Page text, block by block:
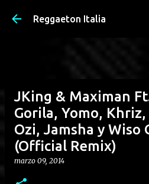
Passa ai
Reggaeton Italia
JKing & Maximan
Gorila, Yomo, Khriz,
Ozi, Jamsha y Wiso
(Official Remix)
marzo 09, 2014